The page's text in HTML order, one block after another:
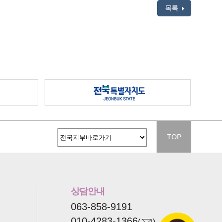
목록
TOP
상담안내
063-858-9191